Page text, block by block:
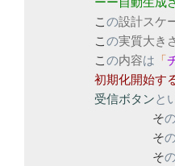
	こ
の設計スケ
	こ
の実質大き
	こ
の内容は 「
受信ボタンと
		そ
		そ
		そ